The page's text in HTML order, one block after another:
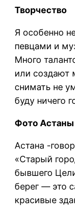
Творчество
Я особенно
певцами и
Много
или создают
снимать не
буду ничего
Фото Астаны
Астана -
«Старый
бывшего
берег — это
красивые